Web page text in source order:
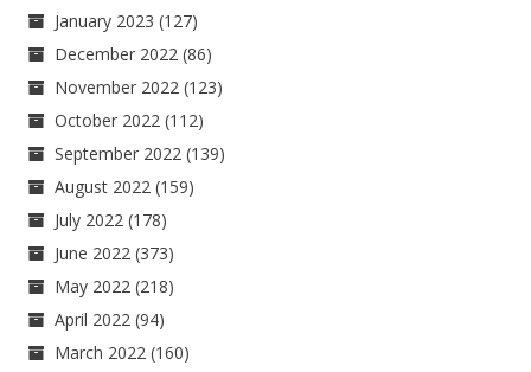
January 2023 (127)
December 2022 (86)
November 2022 (123)
October 2022 (112)
September 2022 (139)
August 2022 (159)
July 2022 (178)
June 2022 (373)
May 2022 (218)
April 2022 (94)
March 2022 (160)